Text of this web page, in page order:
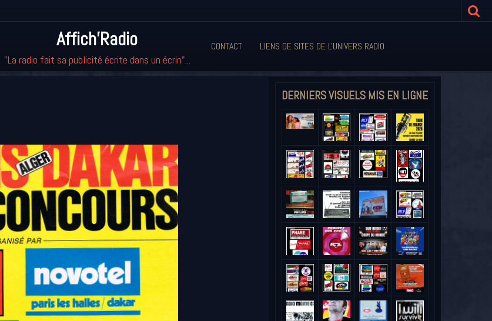
Affich'Radio
"La radio fait sa publicité écrite dans un écrin"...
CONTACT LIENS DE SITES DE L'UNIVERS RADIO
DERNIERS VISUELS MIS EN LIGNE